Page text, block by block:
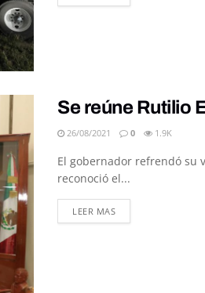
Se reúne Rutilio
26/08/2021 0 1.9K
El gobernador refrendó su
reconoció el...
LEER MASDETAILS